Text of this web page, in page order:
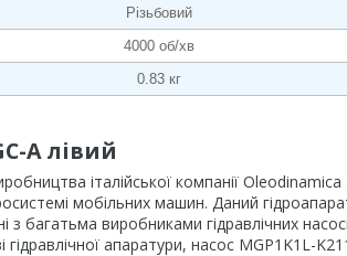
Різьбовий
4000 об/хв
0.83 кг
A лівий
італійської компанії
мобільних машин. Даний
з багатьма виробниками гідравлічних
апаратури, насос MGP1K1L-